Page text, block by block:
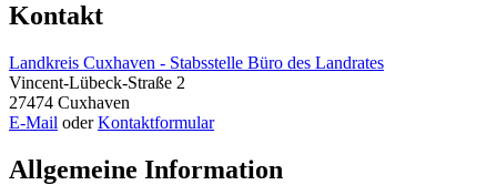
Kontakt
Landkreis Cuxhaven - Stabsstelle Büro des Landrates
Vincent-Lübeck-Straße 2
27474 Cuxhaven
E-Mail oderKontaktformular
Allgemeine Information